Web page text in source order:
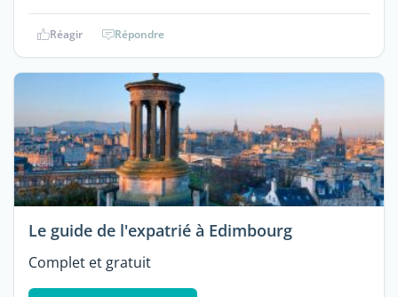
Réagir Répondre
Le guide de l'expatrié à Edimbourg
Complet et gratuit